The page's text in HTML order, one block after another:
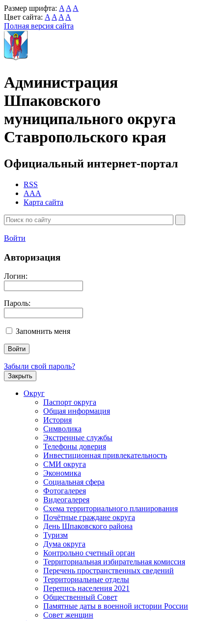
Размер шрифта: A A A
Цвет сайта: A A A A
Полная версия сайта
Администрация
Шпаковского
муниципального округа
Ставропольского края
Официальный интернет-портал
RSS
AAA
Карта сайта
Войти
Авторизация
Логин:
Пароль:
Запомнить меня
Забыли свой пароль?
Закрыть
Округ
Паспорт округа
Общая информация
История
Символика
Экстренные службы
Телефоны доверия
Инвестиционная привлекательность
СМИ округа
Экономика
Социальная сфера
Фотогалерея
Видеогалерея
Схема территориального планирования
Почётные граждане округа
День Шпаковского района
Туризм
Дума округа
Контрольно счетный орган
Территориальная избирательная комиссия
Перечень пространственных сведений
Территориальные отделы
Перепись населения 2021
Общественный Совет
Памятные даты в военной истории России
Совет женщин